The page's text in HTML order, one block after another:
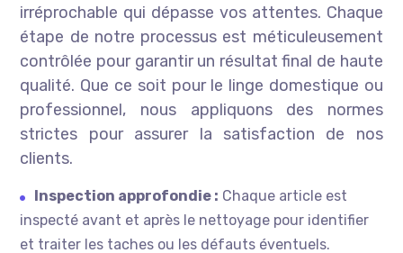
irréprochable qui dépasse vos attentes. Chaque
étape de notre processus est méticuleusement
contrôlée pour garantir un résultat final de haute
qualité. Que ce soit pour le linge domestique ou
professionnel, nous appliquons des normes
strictes pour assurer la satisfaction de nos
clients.
Inspection approfondie : Chaque article est
inspecté avant et après le nettoyage pour identifier
et traiter les taches ou les défauts éventuels.